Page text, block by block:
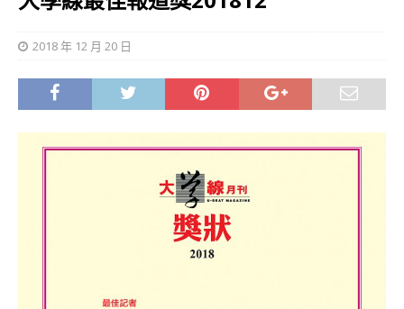
2018 年 12 月 20 日